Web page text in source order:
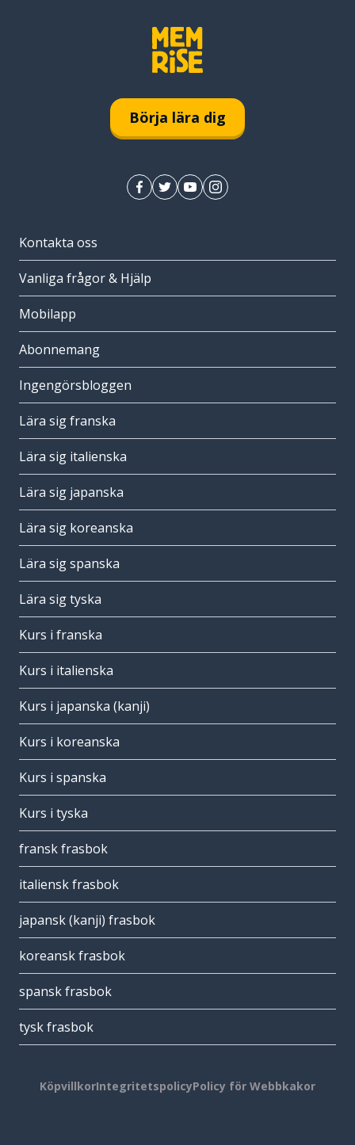
Börja lära dig
Kontakta oss
Vanliga frågor & Hjälp
Mobilapp
Abonnemang
Ingengörsbloggen
Lära sig franska
Lära sig italienska
Lära sig japanska
Lära sig koreanska
Lära sig spanska
Lära sig tyska
Kurs i franska
Kurs i italienska
Kurs i japanska (kanji)
Kurs i koreanska
Kurs i spanska
Kurs i tyska
fransk frasbok
italiensk frasbok
japansk (kanji) frasbok
koreansk frasbok
spansk frasbok
tysk frasbok
KöpvillkorIntegritetspolicyPolicy för Webbkakor